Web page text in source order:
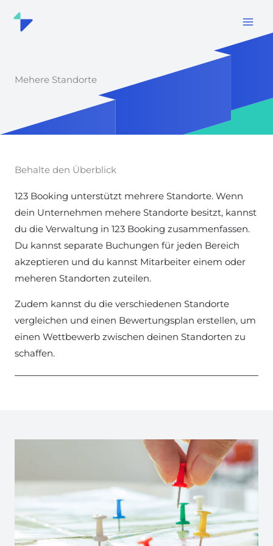
Inhalt
Mehere Standorte
Behalte den Überblick
123 Booking unterstützt mehrere Standorte. Wenn
dein Unternehmen mehere Standorte besitzt, kannst
du die Verwaltung in 123 Booking zusammenfassen.
Du kannst separate Buchungen für jeden Bereich
akzeptieren und du kannst Mitarbeiter einem oder
meheren Standorten zuteilen.
Zudem kannst du die verschiedenen Standorte
vergleichen und einen Bewertungsplan erstellen, um
einen Wettbewerb zwischen deinen Standorten zu
schaffen.